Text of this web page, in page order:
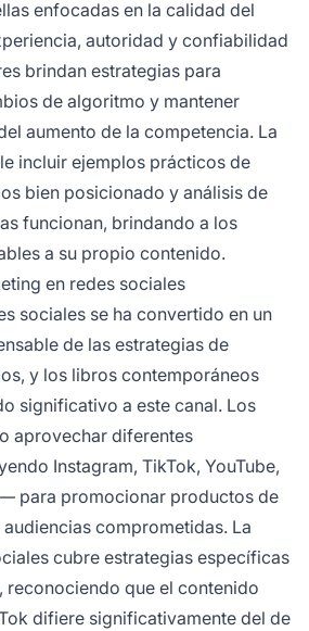
enfocadas en la calidad del
autoridad y confiabilidad
brindan estrategias para
de algoritmo y mantener
aumento de la competencia. La
incluir ejemplos prácticos de
bien posicionado y análisis de
funcionan, brindando a los
a su propio contenido.
en redes sociales
sociales se ha convertido en un
de las estrategias de
y los libros contemporáneos
significativo a este canal. Los
aprovechar diferentes
Instagram, TikTok, YouTube,
para promocionar productos de
comprometidas. La
cubre estrategias específicas
reconociendo que el contenido
difiere significativamente del de